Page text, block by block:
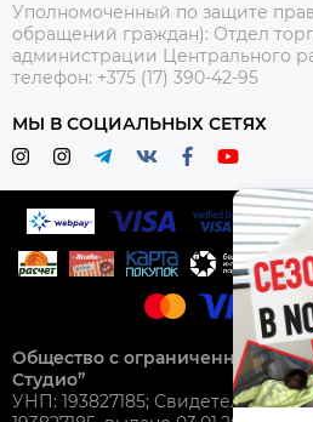
Уполномоченный по защите
обращений граждан): Отдел
администрации Центрального
телефон: +375 (17) 390-42-95
МЫ В СОЦИАЛЬНЫХ СЕТЯХ
Общество с ограниченной
Студио”
УНП: 193827185; Свидетельство